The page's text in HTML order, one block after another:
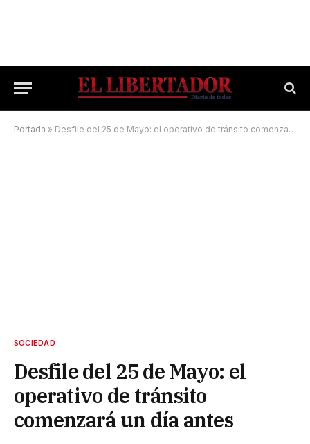
Portada » Desfile del 25 de Mayo: el operativo de tránsito comenzará un día antes
SOCIEDAD
Desfile del 25 de Mayo: el
operativo de tránsito
comenzará un día antes